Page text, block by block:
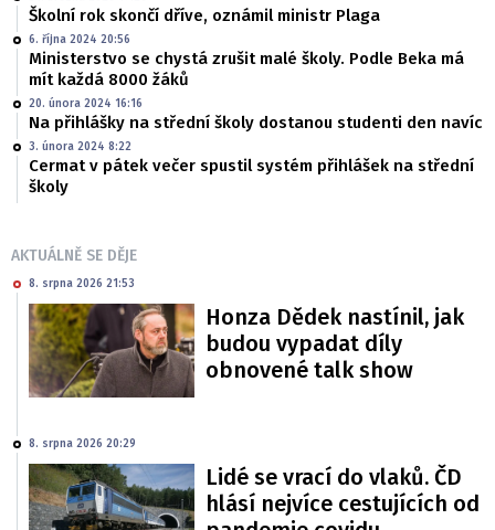
Školní rok skončí dříve, oznámil ministr Plaga
6. října 2024 20:56
Ministerstvo se chystá zrušit malé školy. Podle Beka má
mít každá 8000 žáků
20. února 2024 16:16
Na přihlášky na střední školy dostanou studenti den navíc
3. února 2024 8:22
Cermat v pátek večer spustil systém přihlášek na střední
školy
AKTUÁLNĚ SE DĚJE
8. srpna 2026 21:53
Honza Dědek nastínil, jak
budou vypadat díly
obnovené talk show
8. srpna 2026 20:29
Lidé se vrací do vlaků. ČD
hlásí nejvíce cestujících od